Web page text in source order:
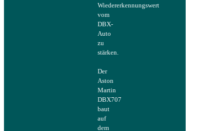
Wiedererkennungswert
vom
DBX-
Auto
zu
stärken.
Der
Aston
Martin
DBX707
baut
auf
dem